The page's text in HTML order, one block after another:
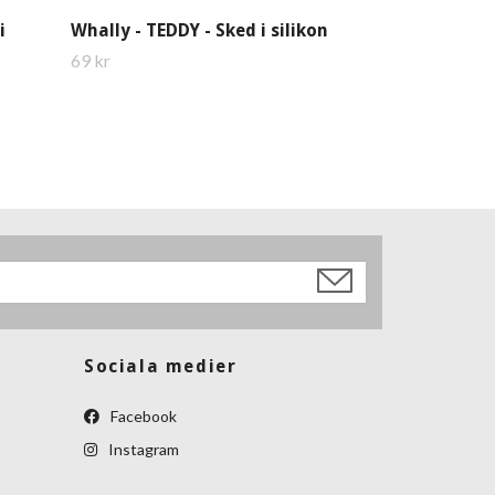
Whally - TEDDY - Sked i silikon
69 kr
Sociala medier
Facebook
Instagram